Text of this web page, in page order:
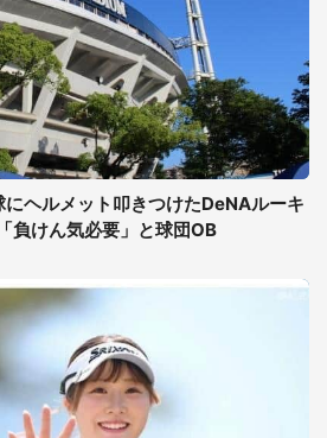
ヘルメット叩きつけたDeNAルーキ
負けん気必要」と球団OB